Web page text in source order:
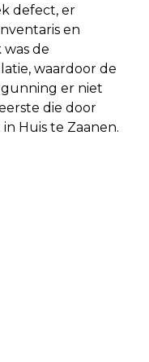
defect, er
en
de
waardoor de
er niet
die door
Huis te Zaanen.